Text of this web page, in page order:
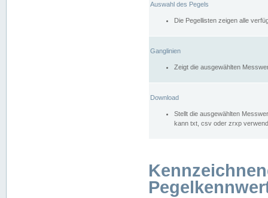
Auswahl des Pegels
Die Pegellisten zeigen alle
Ganglinien
Zeigt die ausgewählten
Download
Stellt die ausgewählten
kann txt, csv oder zrxp